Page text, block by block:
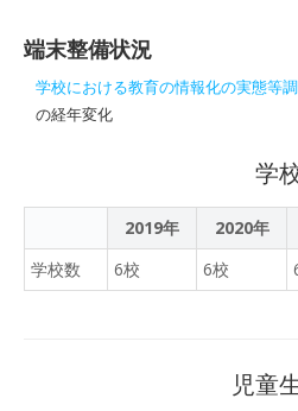
端末整備状況
学校における教育の情報化の実態等
の経年変化
学
2019年 2020年
学校数
6校 6校
児童